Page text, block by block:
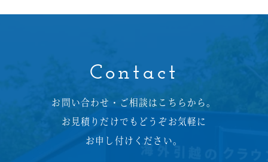
Contact
お問い合わせ・ご相談はこちらから。
お見積りだけでもどうぞお気軽に
お申し付けください。